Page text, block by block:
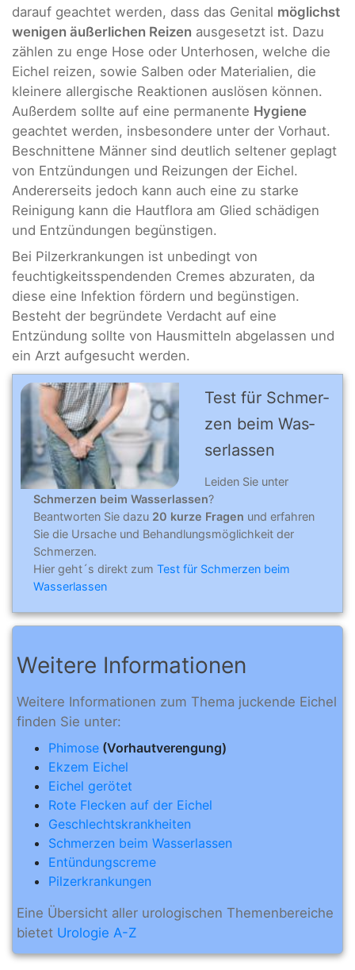
darauf geachtet werden, dass das Genital möglichst
wenigen äußerlichen Reizen ausgesetzt ist. Dazu
zählen zu enge Hose oder Unterhosen, welche die
Eichel reizen, sowie Salben oder Materialien, die
kleinere allergische Reaktionen auslösen können.
Außerdem sollte auf eine permanente Hygiene
geachtet werden, insbesondere unter der Vorhaut.
Beschnittene Männer sind deutlich seltener geplagt
von Entzündungen und Reizungen der Eichel.
Andererseits jedoch kann auch eine zu starke
Reinigung kann die Hautflora am Glied schädigen
und Entzündungen begünstigen.
Bei Pilzerkrankungen ist unbedingt von
feuchtigkeitsspendenden Cremes abzuraten, da
diese eine Infektion fördern und begünstigen.
Besteht der begründete Verdacht auf eine
Entzündung sollte von Hausmitteln abgelassen und
ein Arzt aufgesucht werden.
Test für Schmer­
zen beim Was­
ser­las­sen
Leiden Sie unter
Schmerzen beim Wasserlassen?
Beantworten Sie dazu 20 kurze Fragen und erfahren
Sie die Ursache und Behandlungsmöglichkeit der
Schmerzen.
Hier geht´s direkt zum Test für Schmerzen beim
Wasserlassen
Weitere Informationen
Weitere Informationen zum Thema juckende Eichel
finden Sie unter:
Phimose (Vorhautverengung)
Ekzem Eichel
Eichel gerötet
Rote Flecken auf der Eichel
Geschlechtskrankheiten
Schmerzen beim Wasserlassen
Entündungscreme
Pilzerkrankungen
Eine Übersicht aller urologischen Themenbereiche
bietet Urologie A-Z